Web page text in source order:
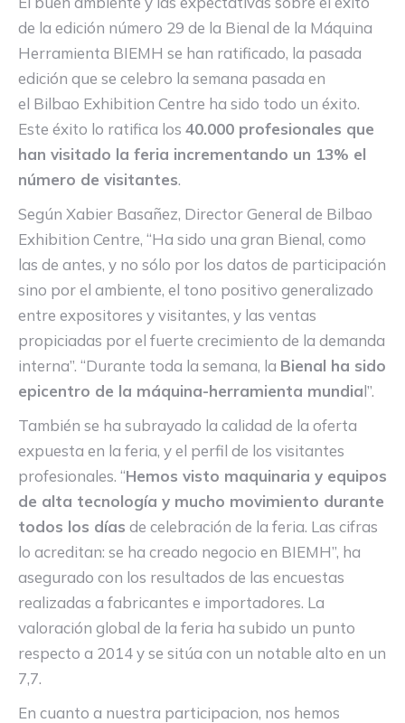
de la edición número 29 de la Bienal de la Máquina
Herramienta BIEMH se han ratificado, la pasada
edición que se celebro la semana pasada en
el Bilbao Exhibition Centre ha sido todo un éxito.
Este éxito lo ratifica los 40.000 profesionales que
han visitado la feria incrementando un 13% el
número de visitantes.
Según Xabier Basañez, Director General de Bilbao
Exhibition Centre, “Ha sido una gran Bienal, como
las de antes, y no sólo por los datos de participación
sino por el ambiente, el tono positivo generalizado
entre expositores y visitantes, y las ventas
propiciadas por el fuerte crecimiento de la demanda
interna”. “Durante toda la semana, la Bienal ha sido
epicentro de la máquina-herramienta mundial”.
También se ha subrayado la calidad de la oferta
expuesta en la feria, y el perfil de los visitantes
profesionales. “Hemos visto maquinaria y equipos
de alta tecnología y mucho movimiento durante
todos los días de celebración de la feria. Las cifras
lo acreditan: se ha creado negocio en BIEMH”, ha
asegurado con los resultados de las encuestas
realizadas a fabricantes e importadores. La
valoración global de la feria ha subido un punto
respecto a 2014 y se sitúa con un notable alto en un
7,7.
En cuanto a nuestra participacion, nos hemos